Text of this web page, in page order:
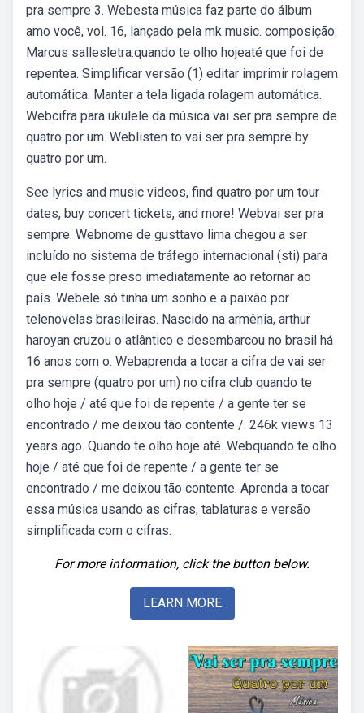
pra sempre 3. Webesta música faz parte do álbum
amo você, vol. 16, lançado pela mk music. composição:
Marcus sallesletra:quando te olho hojeaté que foi de
repentea. Simplificar versão (1) editar imprimir rolagem
automática. Manter a tela ligada rolagem automática.
Webcifra para ukulele da música vai ser pra sempre de
quatro por um. Weblisten to vai ser pra sempre by
quatro por um.
See lyrics and music videos, find quatro por um tour
dates, buy concert tickets, and more! Webvai ser pra
sempre. Webnome de gusttavo lima chegou a ser
incluído no sistema de tráfego internacional (sti) para
que ele fosse preso imediatamente ao retornar ao
país. Webele só tinha um sonho e a paixão por
telenovelas brasileiras. Nascido na armênia, arthur
haroyan cruzou o atlântico e desembarcou no brasil há
16 anos com o. Webaprenda a tocar a cifra de vai ser
pra sempre (quatro por um) no cifra club quando te
olho hoje / até que foi de repente / a gente ter se
encontrado / me deixou tão contente /. 246k views 13
years ago. Quando te olho hoje até. Webquando te olho
hoje / até que foi de repente / a gente ter se
encontrado / me deixou tão contente. Aprenda a tocar
essa música usando as cifras, tablaturas e versão
simplificada com o cifras.
For more information, click the button below.
LEARN MORE